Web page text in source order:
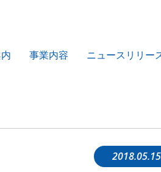
事業内容 ニュースリリー
2018.05.15